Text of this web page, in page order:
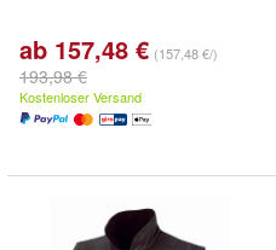
ab 157,48 € (157,48 €/)
193,98 €
Kostenloser Versand